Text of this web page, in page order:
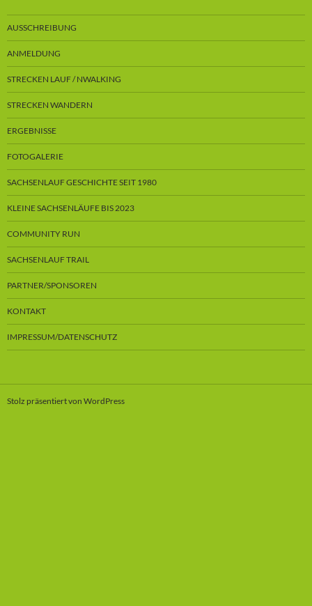
AUSSCHREIBUNG
ANMELDUNG
STRECKEN LAUF / NWALKING
STRECKEN WANDERN
ERGEBNISSE
FOTOGALERIE
SACHSENLAUF GESCHICHTE SEIT 1980
KLEINE SACHSENLÄUFE BIS 2023
COMMUNITY RUN
SACHSENLAUF TRAIL
PARTNER/SPONSOREN
KONTAKT
IMPRESSUM/DATENSCHUTZ
Stolz präsentiert von WordPress